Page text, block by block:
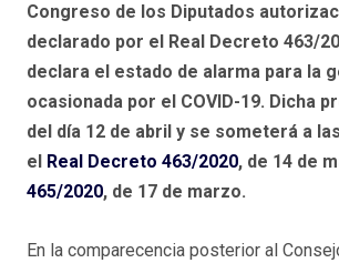
Congreso de los Diputados
declarado por el Real Decreto 463/
declara el estado de alarma para la
ocasionada por el COVID-19. Dicha
del día 12 de abril y se someterá a
el
Real Decreto 463/2020, de 14 de
465/2020, de 17 de marzo.
En la comparecencia posterior al